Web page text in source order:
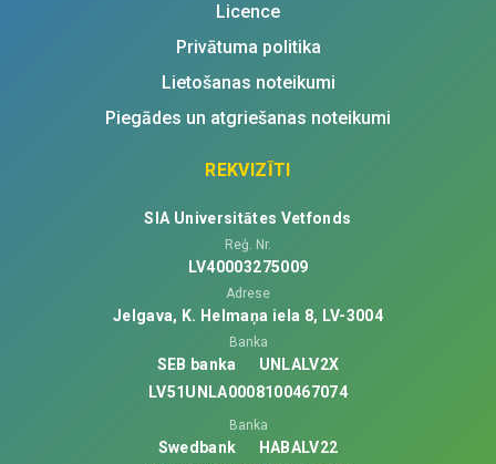
Licence
Privātuma politika
Lietošanas noteikumi
Piegādes un atgriešanas noteikumi
REKVIZĪTI
SIA Universitātes Vetfonds
Reģ. Nr.
LV40003275009
Adrese
Jelgava, K. Helmaņa iela 8, LV-3004
Banka
SEB banka
UNLALV2X
LV51UNLA0008100467074
Banka
Swedbank
HABALV22